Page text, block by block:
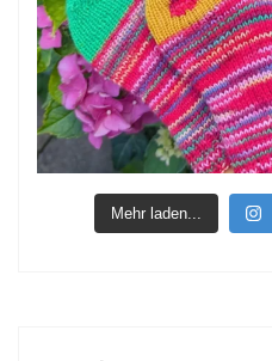
Mehr laden...